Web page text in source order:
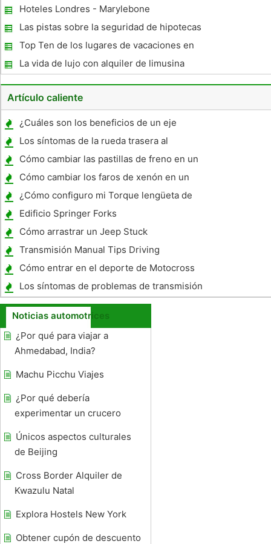
¿Cómo prevenirlo y qué hacer si le pasa a
usted
Hoteles Londres - Marylebone
Las pistas sobre la seguridad de hipotecas
para casas de verano en el extranjero
Top Ten de los lugares de vacaciones en
América - un poco sobre cada
La vida de lujo con alquiler de limusina
Artículo caliente
¿Cuáles son los beneficios de un eje
trasero sólido ?
Los síntomas de la rueda trasera al
hundimiento
Cómo cambiar las pastillas de freno en un
Mazda Protege 1999
Cómo cambiar los faros de xenón en un
Audi A4 2001
¿Cómo configuro mi Torque lengüeta de
ajuste en mi motor fueraborda?
Edificio Springer Forks
Cómo arrastrar un Jeep Stuck
Transmisión Manual Tips Driving
Cómo entrar en el deporte de Motocross
Los síntomas de problemas de transmisión
automática
Noticias automotrices
¿Por qué para viajar a
Ahmedabad, India?
Machu Picchu Viajes
¿Por qué debería
experimentar un crucero
Únicos aspectos culturales
de Beijing
Cross Border Alquiler de
Kwazulu Natal
Explora Hostels New York
Obtener cupón de descuento